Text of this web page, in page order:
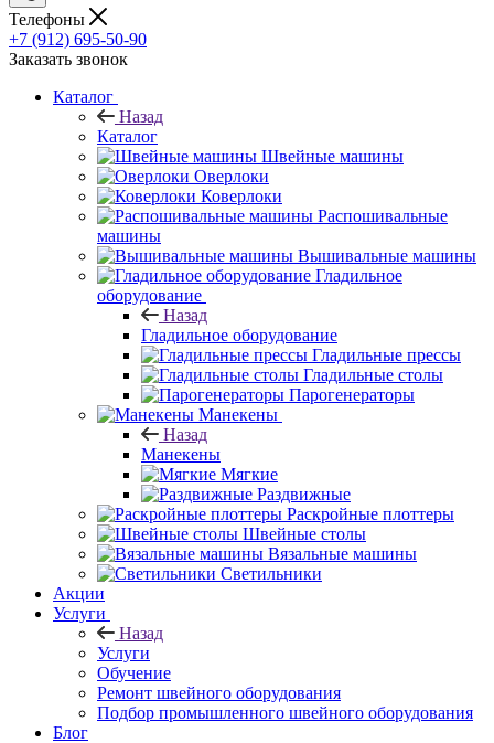
Телефоны
+7 (912) 695-50-90
Заказать звонок
Каталог
Назад
Каталог
Швейные машины
Оверлоки
Коверлоки
Распошивальные
машины
Вышивальные машины
Гладильное
оборудование
Назад
Гладильное оборудование
Гладильные прессы
Гладильные столы
Парогенераторы
Манекены
Назад
Манекены
Мягкие
Раздвижные
Раскройные плоттеры
Швейные столы
Вязальные машины
Светильники
Акции
Услуги
Назад
Услуги
Обучение
Ремонт швейного оборудования
Подбор промышленного швейного оборудования
Блог